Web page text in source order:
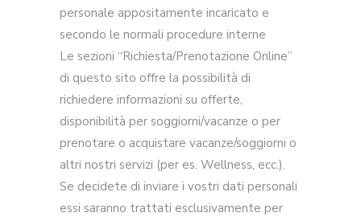
personale appositamente incaricato e
secondo le normali procedure interne
Le sezioni “Richiesta/Prenotazione Online”
di questo sito offre la possibilità di
richiedere informazioni su offerte,
disponibilità per soggiorni/vacanze o per
prenotare o acquistare vacanze/soggiorni o
altri nostri servizi (per es. Wellness, ecc.).
Se decidete di inviare i vostri dati personali
essi saranno trattati esclusivamente per